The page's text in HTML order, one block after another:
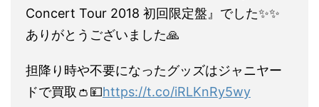
Concert Tour 2018 初回限定盤』でした✨✨
ありがとうございました🙏
担降り時や不要になったグッズはジャニヤー
ドで買取👛💴https://t.co/iRLKnRy5wy